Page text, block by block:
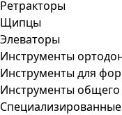
Ретракторы
Щипцы
Элеваторы
Инструменты
Инструменты для
Инструменты общего